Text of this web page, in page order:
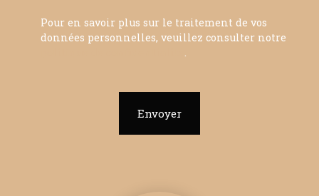
Pour en savoir plus sur le traitement de vos
données personnelles, veuillez consulter notre
.
Envoyer